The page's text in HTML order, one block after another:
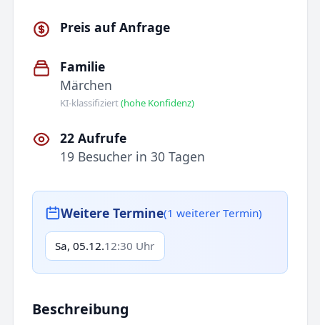
Preis auf Anfrage
Familie
Märchen
KI-klassifiziert(hohe Konfidenz)
22 Aufrufe
19 Besucher in 30 Tagen
Weitere Termine(1 weiterer Termin)
Sa, 05.12.12:30 Uhr
Beschreibung